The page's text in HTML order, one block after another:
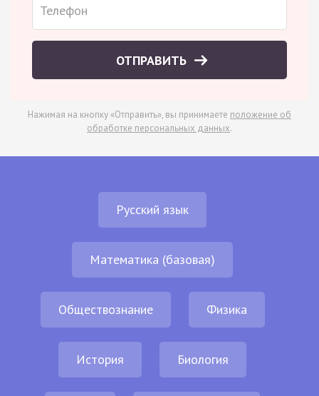
ОТПРАВИТЬ
Нажимая на кнопку «Отправить», вы принимаете положение об
обработке персональных данных.
Русский язык
Математика (базовая)
Обществознание Физика
История Биология